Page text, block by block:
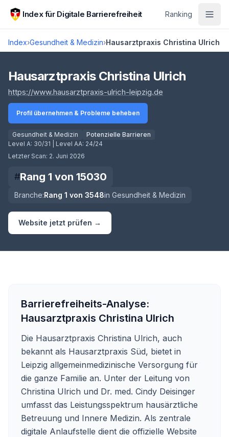
Zum Hauptinhalt springen
Index für Digitale Barrierefreiheit Ranking
Index›Gesundheit & Medizin›Hausarztpraxis Christina Ulrich
Score lädt
Hausarztpraxis Christina Ulrich
https://www.hausarztpraxis-ulrich-leipzig.de
Profil übernehmen & Probleme beheben
Gesundheit & Medizin
Potenzielle Barrieren
Level A: 30/31 | Level AA: 24/24
Letzter Scan: 2. Juni 2026
#Rang 1 von 15030
Branche:Rang 1 von 3548in Gesundheit & Medizin
Website jetzt prüfen →
Barrierefreiheits-Analyse:
Hausarztpraxis Christina Ulrich
Die Hausarztpraxis Christina Ulrich, auch
bekannt als Hausarztpraxis Süd, bietet in
Leipzig allgemeinmedizinische Versorgung für
die ganze Familie an. Unter der Leitung von
Christina Ulrich und Dr. med. Cindy Deisinger
umfasst das Leistungsspektrum hausärztliche
Betreuung und Innere Medizin. Als zentrale
digitale Anlaufstelle dient die offizielle Website